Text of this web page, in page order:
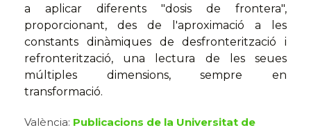
a aplicar diferents "dosis de frontera",
proporcionant, des de l'aproximació a les
constants dinàmiques de desfronterització i
refronterització, una lectura de les seues
múltiples dimensions, sempre en
transformació.
València: Publicacions de la Universitat de